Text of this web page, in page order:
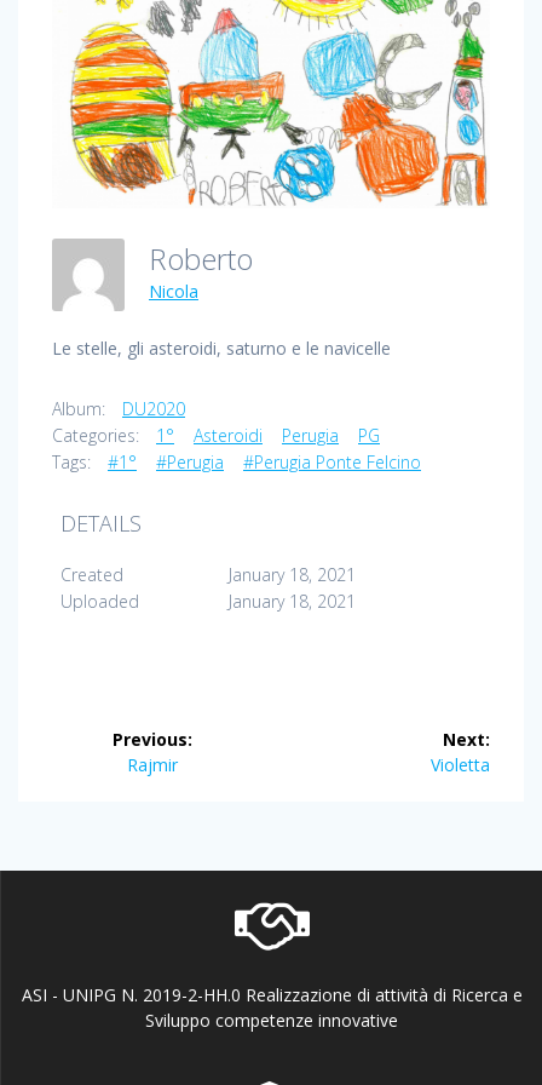
Roberto
Nicola
Le stelle, gli asteroidi, saturno e le navicelle
Album:
DU2020
Categories:
1° Asteroidi Perugia
PG
Tags:
#1° #Perugia #Perugia Ponte Felcino
DETAILS
Created
January 18, 2021
Uploaded
January 18, 2021
navigation
Previous:
Previous
Rajmir
Next:
Next
Violetta
ASI - UNIPG N. 2019-2-HH.0 Realizzazione di attività di Ricerca e
Sviluppo competenze innovative